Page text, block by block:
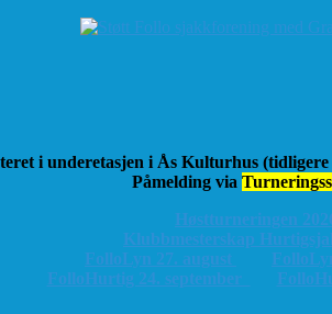
i underetasjen i Ås Kulturhus
Påmelding via
Høstturneringen
Klubbmesterskap
FolloLyn 27. august
FolloHurtig 24. september